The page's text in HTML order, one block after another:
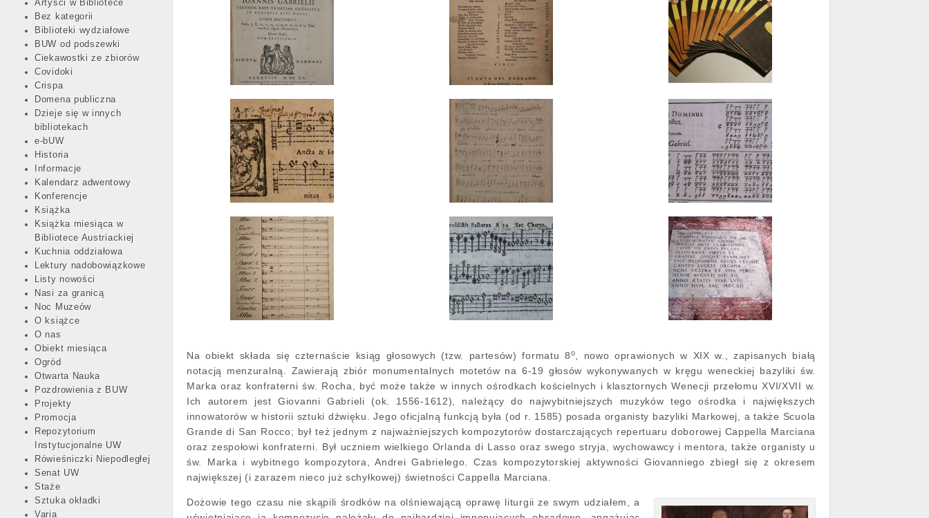
Artyści w Bibliotece
Bez kategorii
Biblioteki wydziałowe
BUW od podszewki
Ciekawostki ze zbiorów
Covidoki
Crispa
Domena publiczna
Dzieje się w innych
bibliotekach
e-bUW
Historia
Informacje
Kalendarz adwentowy
Konferencje
Książka
Książka miesiąca w
Bibliotece Austriackiej
Kuchnia oddziałowa
Lektury nadobowiązkowe
Listy nowości
Nasi za granicą
Noc Muzeów
O książce
O nas
Obiekt miesiąca
Ogród
Otwarta Nauka
Pozdrowienia z BUW
Projekty
Promocja
Repozytorium
Instytucjonalne UW
Rówieśniczki Niepodległej
Senat UW
Staże
Sztuka okładki
Varia
Na obiekt składa się czternaście ksiąg głosowych (tzw. partesów) formatu 8o
, nowo oprawionych w XIX w., zapisanych białą
notacją menzuralną. Zawierają zbiór monumentalnych motetów na 6-19 głosów wykonywanych w kręgu weneckiej bazyliki św.
Marka oraz konfraterni św. Rocha, być może także w innych ośrodkach kościelnych i klasztornych Wenecji przełomu XVI/XVII w.
Ich autorem jest Giovanni Gabrieli (ok. 1556-1612), należący do najwybitniejszych muzyków tego ośrodka i największych
innowatorów w historii sztuki dźwięku. Jego oficjalną funkcją była (od r. 1585) posada organisty bazyliki Markowej, a także Scuola
Grande di San Rocco; był też jednym z najważniejszych kompozytorów dostarczających repertuaru doborowej Cappella Marciana
oraz zespołowi konfraterni. Był uczniem wielkiego Orlanda di Lasso oraz swego stryja, wychowawcy i mentora, także organisty u
św. Marka i wybitnego kompozytora, Andrei Gabrielego. Czas kompozytorskiej aktywności Giovanniego zbiegł się z okresem
największej (i zarazem nieco już schyłkowej) świetności Cappella Marciana.
Dożowie tego czasu nie skąpili środków na olśniewającą oprawę liturgii ze swym udziałem, a